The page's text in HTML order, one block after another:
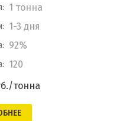
1 тонна
1-3 дня
92%
120
тонна